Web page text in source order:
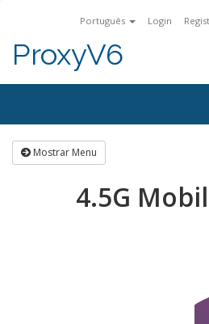
Português Login
ProxyV6
Mostrar Menu
4.5G